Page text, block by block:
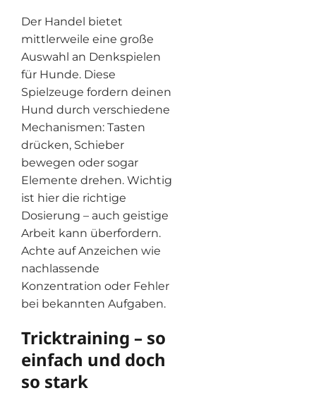
Der Handel bietet
mittlerweile eine große
Auswahl an Denkspielen
für Hunde. Diese
Spielzeuge fordern deinen
Hund durch verschiedene
Mechanismen: Tasten
drücken, Schieber
bewegen oder sogar
Elemente drehen. Wichtig
ist hier die richtige
Dosierung – auch geistige
Arbeit kann überfordern.
Achte auf Anzeichen wie
nachlassende
Konzentration oder Fehler
bei bekannten Aufgaben.
Tricktraining – so
einfach und doch
so stark